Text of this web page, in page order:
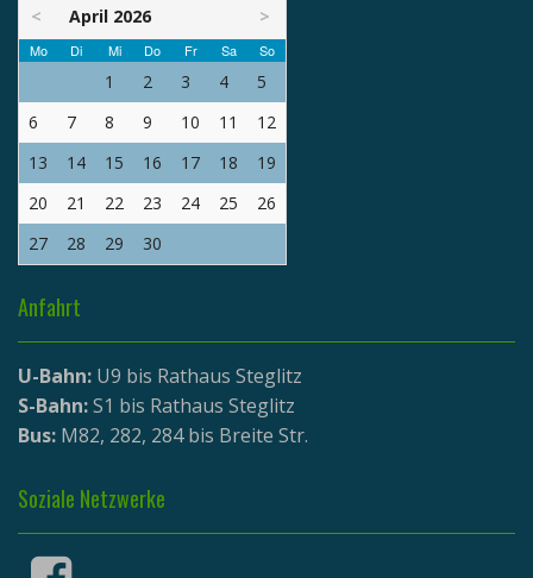
< April 2026 >
Mo Di Mi Do Fr Sa So
1 2 3 4
5
6
7 8 9 10 11
12
13
14 15 16 17 18
19
20
21 22 23 24 25
26
27
28 29 30
Anfahrt
U-Bahn: U9 bis Rathaus Steglitz
S-Bahn:S1 bis Rathaus Steglitz
Bus: M82, 282, 284 bis Breite Str.
Soziale Netzwerke